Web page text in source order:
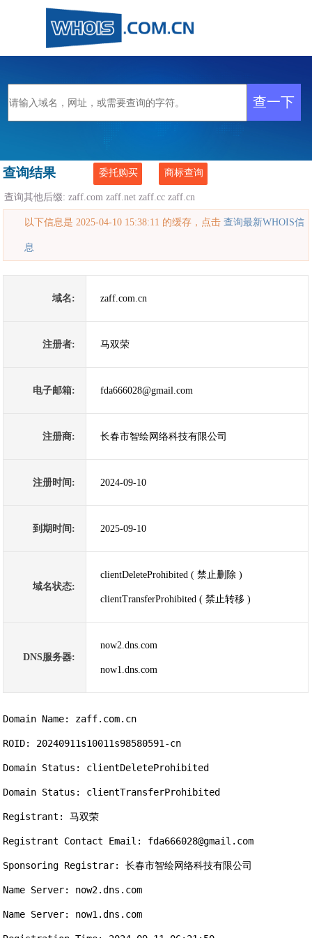
查询结果 委托购买 商标查询
查询其他后缀:zaff.com zaff.net zaff.cc zaff.cn
以下信息是 2025-04-10 15:38:11 的缓存，点击查询最新WHOIS信
息
域名: zaff.com.cn
注册者: 马双荣
电子邮箱: fda666028@gmail.com
注册商: 长春市智绘网络科技有限公司
注册时间: 2024-09-10
到期时间: 2025-09-10
域名状态:
clientDeleteProhibited ( 禁止删除 )
clientTransferProhibited ( 禁止转移 )
DNS服务器:
now2.dns.com
now1.dns.com
Domain Name: zaff.com.cn
ROID: 20240911s10011s98580591-cn
Domain Status: clientDeleteProhibited
Domain Status: clientTransferProhibited
Registrant: 马双荣
Registrant Contact Email: fda666028@gmail.com
Sponsoring Registrar: 长春市智绘网络科技有限公司
Name Server: now2.dns.com
Name Server: now1.dns.com